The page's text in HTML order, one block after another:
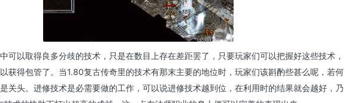
可以取得良多分歧的技术，只是在数目上存在差距罢了，只要玩家们可以把握好这些技术，
获得包管了。当1.80复古传奇里的技术有那末主要的地位时，玩家们该斟酌些甚么呢，若何
关头。进修技术是必需要做的工作，可以说进修技术越到位，在利用时的结果就会越好，乃